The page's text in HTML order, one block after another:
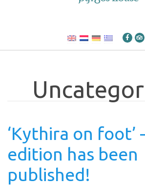
‘Kythira on foot’
edition has been
published!